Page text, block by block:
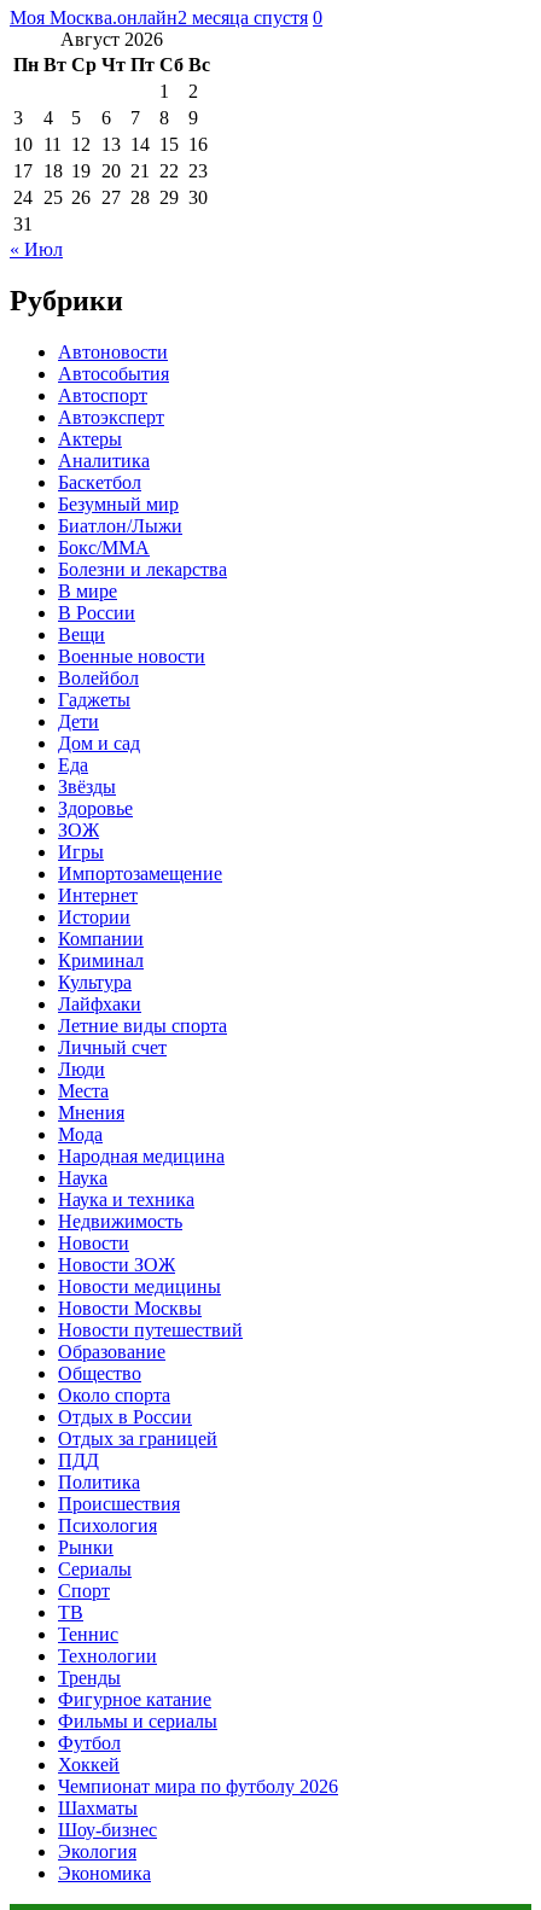
Моя Москва.онлайн2 месяца спустя 0
Август 2026
Пн Вт Ср Чт Пт Сб Вс
1
2
3
4 5 6 7 8
9
10 11 12 13 14 15 16
17 18 19 20 21 22 23
24 25 26 27 28 29 30
31
« Июл
Рубрики
Автоновости
Автособытия
Автоспорт
Автоэксперт
Актеры
Аналитика
Баскетбол
Безумный мир
Биатлон/Лыжи
Бокс/MMA
Болезни и лекарства
В мире
В России
Вещи
Военные новости
Волейбол
Гаджеты
Дети
Дом и сад
Еда
Звёзды
Здоровье
ЗОЖ
Игры
Импортозамещение
Интернет
Истории
Компании
Криминал
Культура
Лайфхаки
Летние виды спорта
Личный счет
Люди
Места
Мнения
Мода
Народная медицина
Наука
Наука и техника
Недвижимость
Новости
Новости ЗОЖ
Новости медицины
Новости Москвы
Новости путешествий
Образование
Общество
Около спорта
Отдых в России
Отдых за границей
ПДД
Политика
Происшествия
Психология
Рынки
Сериалы
Спорт
ТВ
Теннис
Технологии
Тренды
Фигурное катание
Фильмы и сериалы
Футбол
Хоккей
Чемпионат мира по футболу 2026
Шахматы
Шоу-бизнес
Экология
Экономика